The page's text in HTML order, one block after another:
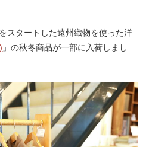
スタートした遠州織物を使った洋
」の秋冬商品が一部に入荷しまし